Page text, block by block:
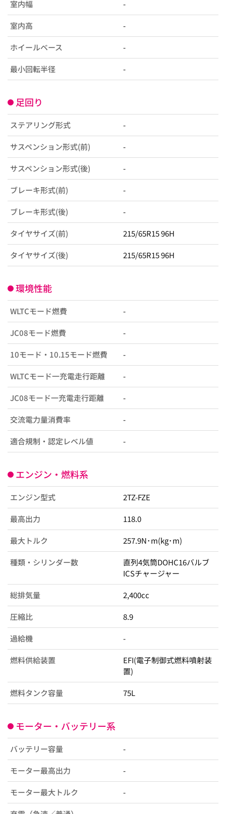
室内幅 -
室内高 -
ホイールベース -
最小回転半径 -
足回り
ステアリング形式 -
サスペンション形式(前) -
サスペンション形式(後) -
ブレーキ形式(前) -
ブレーキ形式(後) -
タイヤサイズ(前) 215/65R15 96H
タイヤサイズ(後) 215/65R15 96H
環境性能
WLTCモード燃費 -
JC08モード燃費 -
10モード・10.15モード燃費 -
WLTCモード一充電走行距離 -
JC08モード一充電走行距離 -
交流電力量消費率 -
適合規制・認定レベル値 -
エンジン・燃料系
エンジン型式 2TZ-FZE
最高出力 118.0
最大トルク 257.9N･m(kg･m)
種類・シリンダー数
直列4気筒DOHC16バルブ
ICSチャージャー
総排気量 2,400cc
圧縮比 8.9
過給機 -
燃料供給装置
EFI(電子制御式燃料噴射装
置)
燃料タンク容量 75L
モーター・バッテリー系
バッテリー容量 -
モーター最高出力 -
モーター最大トルク -